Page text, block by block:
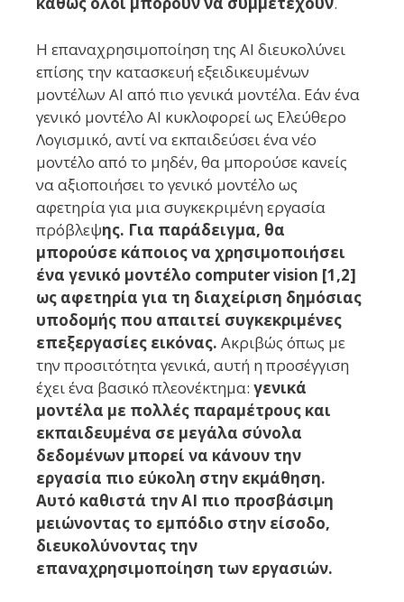
Η επαναχρησιμοποίηση της AI διευκολύνει
επίσης την κατασκευή εξειδικευμένων
μοντέλων AI από πιο γενικά μοντέλα. Εάν ένα
γενικό μοντέλο AI κυκλοφορεί ως Ελεύθερο
Λογισμικό, αντί να εκπαιδεύσει ένα νέο
μοντέλο από το μηδέν, θα μπορούσε κανείς
να αξιοποιήσει το γενικό μοντέλο ως
αφετηρία για μια συγκεκριμένη εργασία
πρόβλεψης. Για παράδειγμα, θα
μπορούσε κάποιος να χρησιμοποιήσει
ένα γενικό μοντέλο computer vision [1,2]
ως αφετηρία για τη διαχείριση δημόσιας
υποδομής που απαιτεί συγκεκριμένες
επεξεργασίες εικόνας. Ακριβώς όπως με
την προσιτότητα γενικά, αυτή η προσέγγιση
έχει ένα βασικό πλεονέκτημα: γενικά
μοντέλα με πολλές παραμέτρους και
εκπαιδευμένα σε μεγάλα σύνολα
δεδομένων μπορεί να κάνουν την
εργασία πιο εύκολη στην εκμάθηση.
Αυτό καθιστά την AI πιο προσβάσιμη
μειώνοντας το εμπόδιο στην είσοδο,
διευκολύνοντας την
επαναχρησιμοποίηση των εργασιών.